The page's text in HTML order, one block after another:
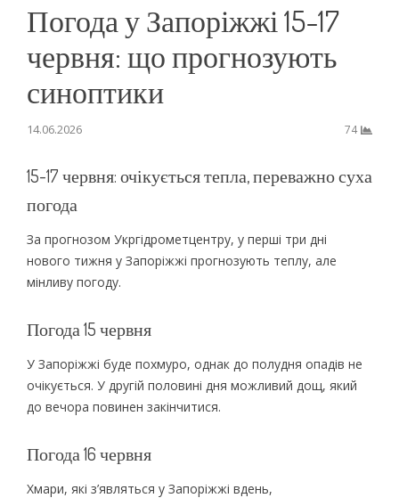
Погода у Запоріжжі 15-17
червня: що прогнозують
синоптики
14.06.2026 74
15-17 червня: очікується тепла, переважно суха
погода
За прогнозом Укргідрометцентру, у перші три дні
нового тижня у Запоріжжі прогнозують теплу, але
мінливу погоду.
Погода 15 червня
У Запоріжжі буде похмуро, однак до полудня опадів не
очікується. У другій половині дня можливий дощ, який
до вечора повинен закінчитися.
Погода 16 червня
Хмари, які з’являться у Запоріжжі вдень,